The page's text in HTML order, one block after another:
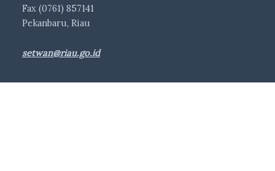
Fax (0761) 857141
Pekanbaru, Riau
setwan@riau.go.id